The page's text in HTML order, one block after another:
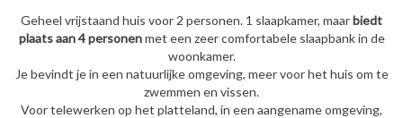
Geheel vrijstaand huis voor 2 personen. 1 slaapkamer, maar biedt
plaats aan 4 personenmet een zeer comfortabele slaapbank in de
woonkamer.
Je bevindt je in een natuurlijke omgeving, meer voor het huis om te
zwemmen en vissen.
Voor telewerken op het platteland, in een aangename omgeving,